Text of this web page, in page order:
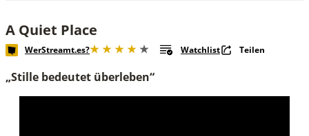
A Quiet Place
WerStreamt.es? Watchlist Teilen
„Stille bedeutet überleben“